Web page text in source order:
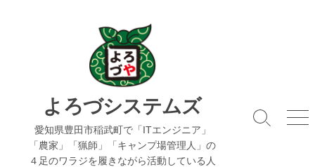
よろづシステムズ
愛知県豊田市稲武町で「ITエンジニア」
「農家」「猟師」「キャンプ場管理人」の
４足のワラジを履きながら活動している人
検
メ